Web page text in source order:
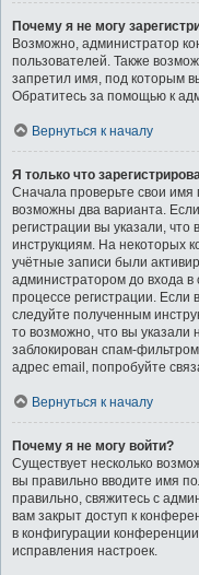
Почему я не могу
Возможно, администратор
пользователей. Также
запретил имя, под которым
Обратитесь за помощью к
Вернуться к началу
Я только что
Сначала проверьте свои
возможны два варианта.
регистрации вы указали,
инструкциям. На некоторых
учётные записи были
администратором до входа
процессе регистрации.
следуйте полученным
то возможно, что вы
заблокирован спам-
адрес email, попробуйте
Вернуться к началу
Почему я не могу войти?
Существует несколько
вы правильно вводите имя
правильно, свяжитесь с
вам закрыт доступ к
в конфигурации
исправления настроек.